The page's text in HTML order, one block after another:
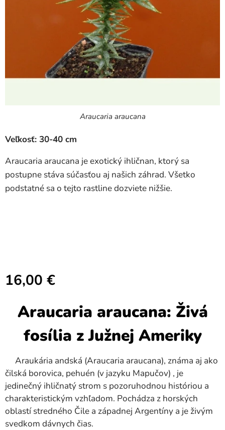
Araucaria araucana
Veľkosť: 30-40 cm
Araucaria araucana je exotický ihličnan, ktorý sa
postupne stáva súčasťou aj našich záhrad. Všetko
podstatné sa o tejto rastline dozviete nižšie.
16,00 €
Araucaria araucana: Živá
fosília z Južnej Ameriky
Araukária andská (Araucaria araucana), známa aj ako
čilská borovica, pehuén (v jazyku Mapučov) , je
jedinečný ihličnatý strom s pozoruhodnou históriou a
charakteristickým vzhľadom. Pochádza z horských
oblastí stredného Čile a západnej Argentíny a je živým
svedkom dávnych čias.